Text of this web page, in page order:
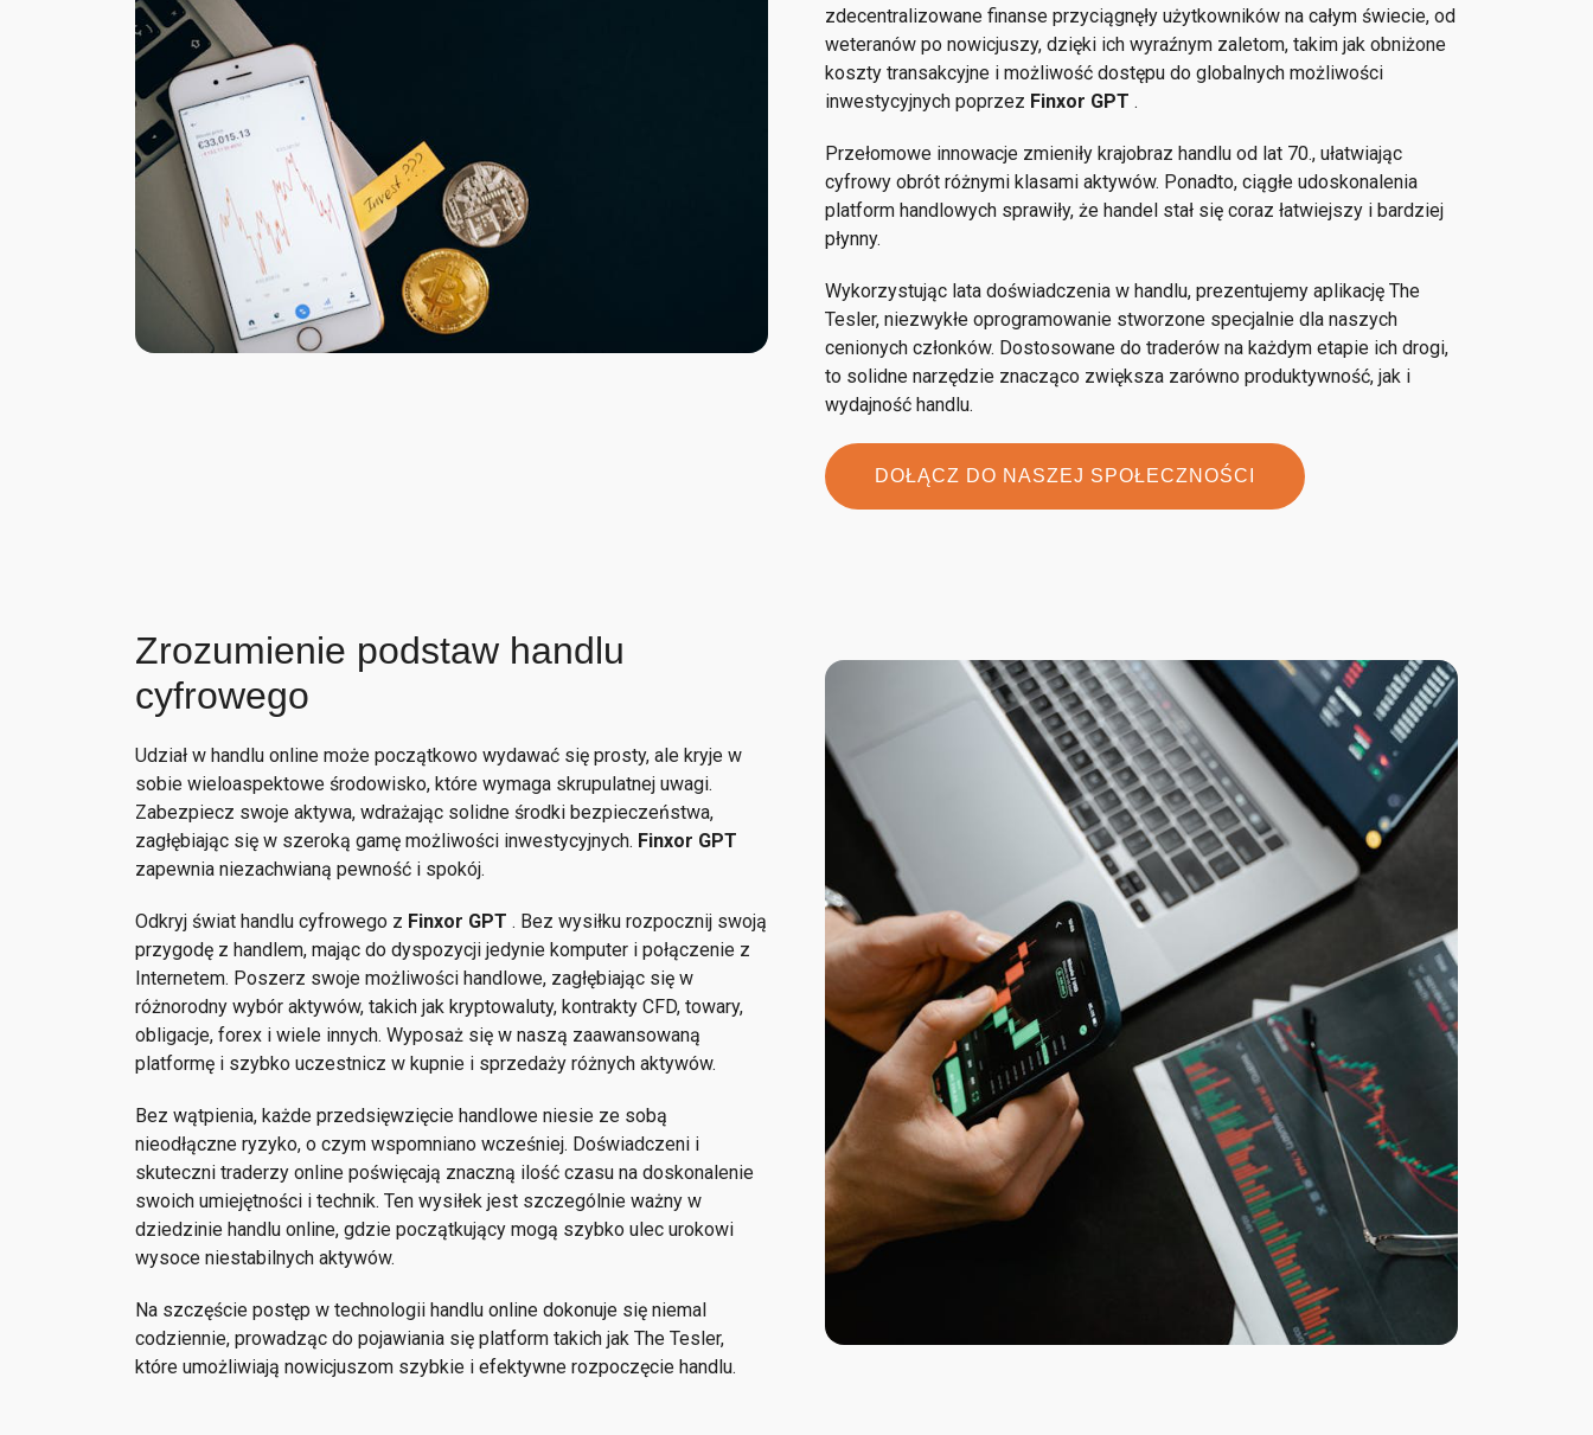
zdecentralizowane finanse przyciągnęły użytkowników na całym świecie, od
weteranów po nowicjuszy, dzięki ich wyraźnym zaletom, takim jak obniżone
koszty transakcyjne i możliwość dostępu do globalnych możliwości
inwestycyjnych poprzez Finxor GPT .
Przełomowe innowacje zmieniły krajobraz handlu od lat 70., ułatwiając
cyfrowy obrót różnymi klasami aktywów. Ponadto, ciągłe udoskonalenia
platform handlowych sprawiły, że handel stał się coraz łatwiejszy i bardziej
płynny.
Wykorzystując lata doświadczenia w handlu, prezentujemy aplikację The
Tesler, niezwykłe oprogramowanie stworzone specjalnie dla naszych
cenionych członków. Dostosowane do traderów na każdym etapie ich drogi,
to solidne narzędzie znacząco zwiększa zarówno produktywność, jak i
wydajność handlu.
DOŁĄCZ DO NASZEJ SPOŁECZNOŚCI
Zrozumienie podstaw handlu
cyfrowego
Udział w handlu online może początkowo wydawać się prosty, ale kryje w
sobie wieloaspektowe środowisko, które wymaga skrupulatnej uwagi.
Zabezpiecz swoje aktywa, wdrażając solidne środki bezpieczeństwa,
zagłębiając się w szeroką gamę możliwości inwestycyjnych. Finxor GPT
zapewnia niezachwianą pewność i spokój.
Odkryj świat handlu cyfrowego z Finxor GPT . Bez wysiłku rozpocznij swoją
przygodę z handlem, mając do dyspozycji jedynie komputer i połączenie z
Internetem. Poszerz swoje możliwości handlowe, zagłębiając się w
różnorodny wybór aktywów, takich jak kryptowaluty, kontrakty CFD, towary,
obligacje, forex i wiele innych. Wyposaż się w naszą zaawansowaną
platformę i szybko uczestnicz w kupnie i sprzedaży różnych aktywów.
Bez wątpienia, każde przedsięwzięcie handlowe niesie ze sobą
nieodłączne ryzyko, o czym wspomniano wcześniej. Doświadczeni i
skuteczni traderzy online poświęcają znaczną ilość czasu na doskonalenie
swoich umiejętności i technik. Ten wysiłek jest szczególnie ważny w
dziedzinie handlu online, gdzie początkujący mogą szybko ulec urokowi
wysoce niestabilnych aktywów.
Na szczęście postęp w technologii handlu online dokonuje się niemal
codziennie, prowadząc do pojawiania się platform takich jak The Tesler,
które umożliwiają nowicjuszom szybkie i efektywne rozpoczęcie handlu.